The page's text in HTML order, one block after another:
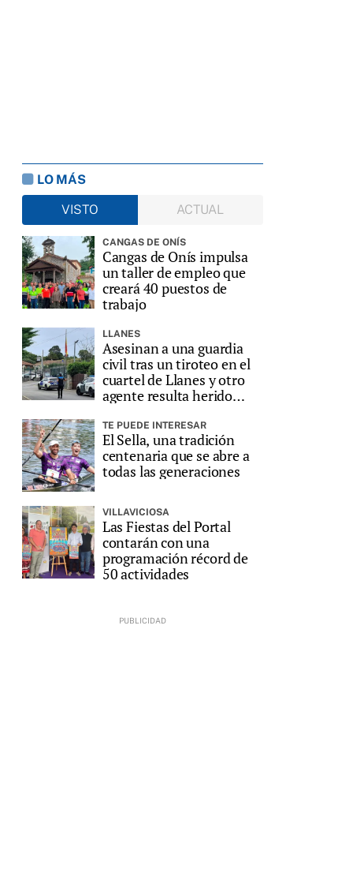
LO MÁS
VISTO
ACTUAL
CANGAS DE ONÍS
Cangas de Onís impulsa
un taller de empleo que
creará 40 puestos de
trabajo
LLANES
Asesinan a una guardia
civil tras un tiroteo en el
cuartel de Llanes y otro
agente resulta herido
TE PUEDE INTERESAR
El Sella, una tradición
centenaria que se abre a
todas las generaciones
VILLAVICIOSA
Las Fiestas del Portal
contarán con una
programación récord de
50 actividades